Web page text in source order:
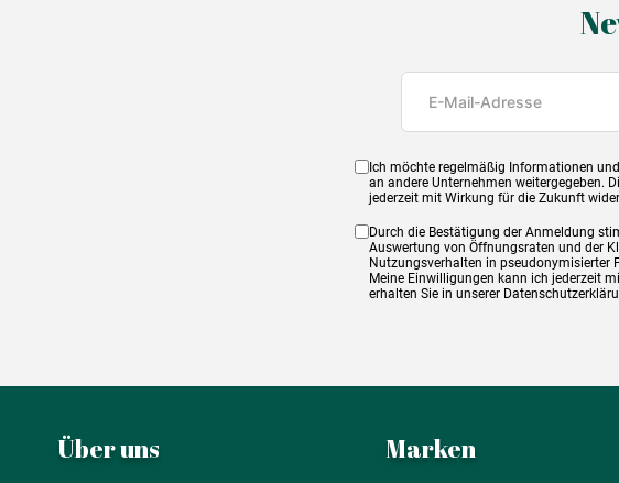
Ich möchte regelmäßig Informationen
an andere Unternehmen weitergegeben.
jederzeit mit Wirkung für die Zukunft
Durch die Bestätigung der Anmeldung
Auswertung von Öffnungsraten und der
Nutzungsverhalten in pseudonymisierter
Meine Einwilligungen kann ich jederzeit
erhalten Sie in unserer
Über uns Marken